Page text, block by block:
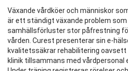
Växande vårdköer och människor
är ett ständigt växande problem
samhällsförluster stor påfrestning
vården. Curest presenterar sin e-
kvalitetssäkrar rehabilitering
klinik tillsammans med vårdpersonal